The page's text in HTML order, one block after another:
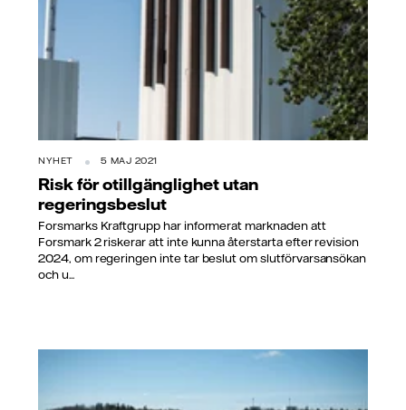
NYHET 5 MAJ 2021
Risk för otillgänglighet utan
regeringsbeslut
Forsmarks Kraftgrupp har informerat marknaden att
Forsmark 2 riskerar att inte kunna återstarta efter revision
2024, om regeringen inte tar beslut om slutförvarsansökan
och u...